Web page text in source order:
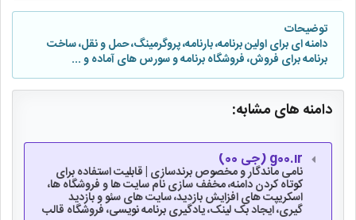
توضیحات
دامنه ای برای اولین برنامه، بارنامه، پروگرمینگ، حمل و نقل، ساخت
برنامه برای فروش، فروشگاه برنامه و سورس های آماده و ...
دامنه های مشابه:
g00.ir (جی 00)
نامی ماندگار و مخصوص برندسازی | قابلیت استفاده برای
کوتاه کردن دامنه، مخفف سازی نام سایت ها و فروشگاه ها،
اسکریپت های افزایش بازدید، سایت های سئو و بازدید
گیری، ایجاد بک لینک، یادگیری برنامه نویسی، فروشگاه قالب